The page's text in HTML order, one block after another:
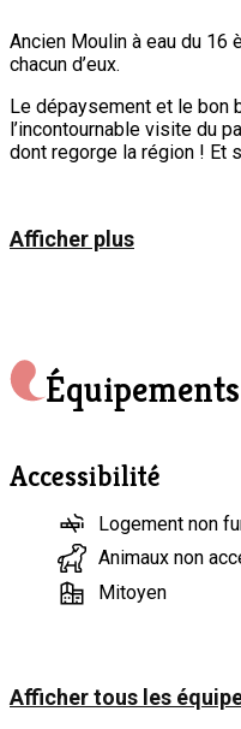
Ancien Moulin à eau du 16
chacun d’eux.
Le dépaysement et le bon
l’incontournable visite du
dont regorge la région ! Et
Afficher plus
Accessibilité
Logement non
Animaux non
Mitoyen
Afficher tous les